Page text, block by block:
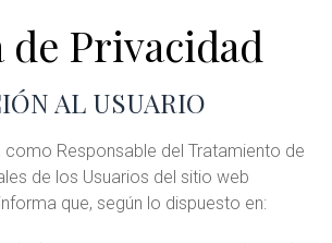
Privacidad
AL USUARIO
como Responsable del Tratamiento de
de los Usuarios del sitio web
que, según lo dispuesto en: